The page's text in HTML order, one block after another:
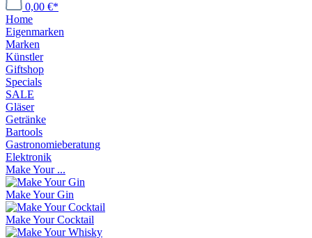
0,00 €*
Home
Eigenmarken
Marken
Künstler
Giftshop
Specials
SALE
Gläser
Getränke
Bartools
Gastronomieberatung
Elektronik
Make Your ...
Make Your Gin
Make Your Cocktail